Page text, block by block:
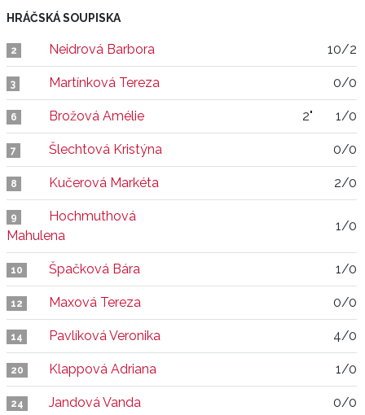
HRÁČSKÁ SOUPISKA
2 Neidrová Barbora 10/2
3 Martínková Tereza 0/0
6 Brožová Amélie 2" 1/0
7 Šlechtová Kristýna 0/0
8 Kučerová Markéta 2/0
9
Hochmuthová
Mahulena
1/0
10 Špačková Bára 1/0
12 Maxová Tereza 0/0
14 Pavlíková Veronika 4/0
20 Klappová Adriana 1/0
24 Jandová Vanda 0/0